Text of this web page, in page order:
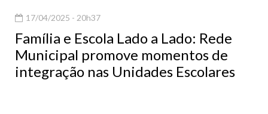
17/04/2025 - 20h37
Família e Escola Lado a Lado: Rede
Municipal promove momentos de
integração nas Unidades Escolares